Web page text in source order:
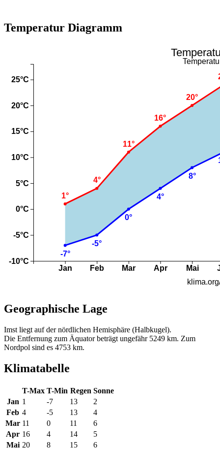
Temperatur Diagramm
Geographische Lage
Imst liegt auf der nördlichen Hemisphäre (Halbkugel).
Die Entfernung zum Äquator beträgt ungefähr 5249 km. Zum
Nordpol sind es 4753 km.
Klimatabelle
T-Max T-Min Regen Sonne
Jan 1 -7 13
2
Feb 4 -5 13
4
Mar 11 0 11
6
Apr 16 4 14
5
Mai 20 8 15 6